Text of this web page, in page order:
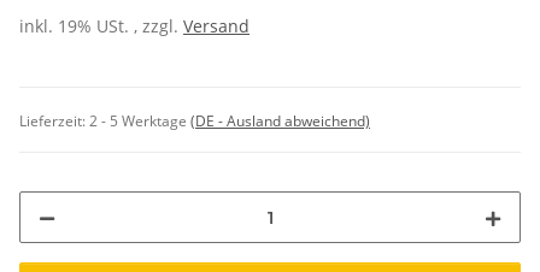
inkl. 19% USt. , zzgl. Versand
Lieferzeit:2 - 5 Werktage (DE - Ausland abweichend)